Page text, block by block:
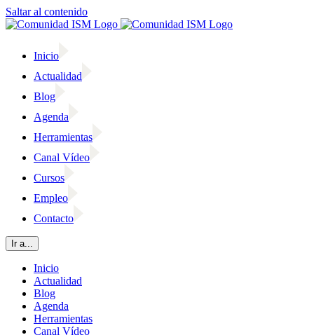
Saltar al contenido
Inicio
Actualidad
Blog
Agenda
Herramientas
Canal Vídeo
Cursos
Empleo
Contacto
Ir a...
Inicio
Actualidad
Blog
Agenda
Herramientas
Canal Vídeo